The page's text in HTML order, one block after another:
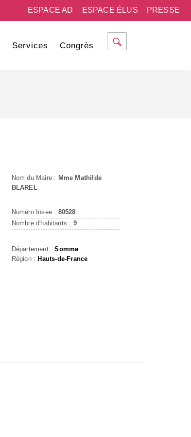
PRESSE
ESPACE ÉLUS
ESPACE AD
Services Congrès
Nom du Maire : Mme Mathilde
BLAREL
Numéro Insee : 80528
Nombre d'habitants : 9
Département :Somme
Région : Hauts-de-France